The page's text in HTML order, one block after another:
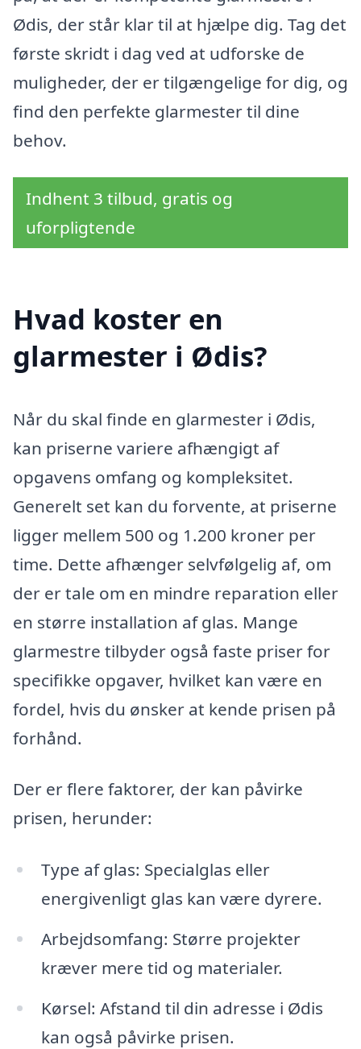
Ødis, der står klar til at hjælpe dig. Tag det
første skridt i dag ved at udforske de
muligheder, der er tilgængelige for dig, og
find den perfekte glarmester til dine
behov.
Indhent 3 tilbud, gratis og
uforpligtende
Hvad koster en
glarmester i Ødis?
Når du skal finde en glarmester i Ødis,
kan priserne variere afhængigt af
opgavens omfang og kompleksitet.
Generelt set kan du forvente, at priserne
ligger mellem 500 og 1.200 kroner per
time. Dette afhænger selvfølgelig af, om
der er tale om en mindre reparation eller
en større installation af glas. Mange
glarmestre tilbyder også faste priser for
specifikke opgaver, hvilket kan være en
fordel, hvis du ønsker at kende prisen på
forhånd.
Der er flere faktorer, der kan påvirke
prisen, herunder:
Type af glas: Specialglas eller
energivenligt glas kan være dyrere.
Arbejdsomfang: Større projekter
kræver mere tid og materialer.
Kørsel: Afstand til din adresse i Ødis
kan også påvirke prisen.